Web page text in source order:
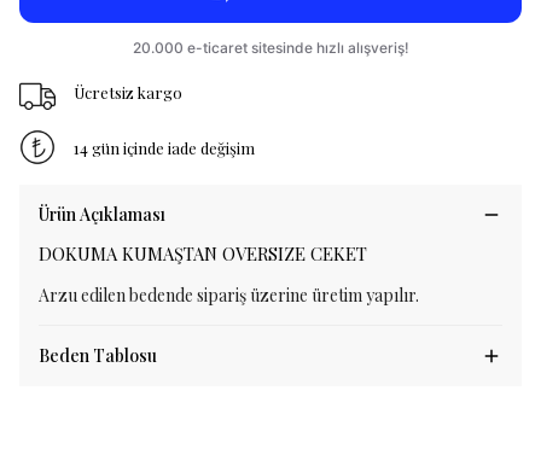
Ücretsiz kargo
14 gün içinde iade değişim
Ürün Açıklaması
DOKUMA KUMAŞTAN OVERSIZE CEKET
Arzu edilen bedende sipariş üzerine üretim yapılır.
Beden Tablosu